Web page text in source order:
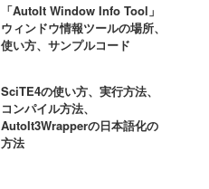
「AutoIt Window Info Tool」
ウィンドウ情報ツールの場所、
使い方、サンプルコード
SciTE4の使い方、実行方法、
コンパイル方法、
AutoIt3Wrapperの日本語化の
方法